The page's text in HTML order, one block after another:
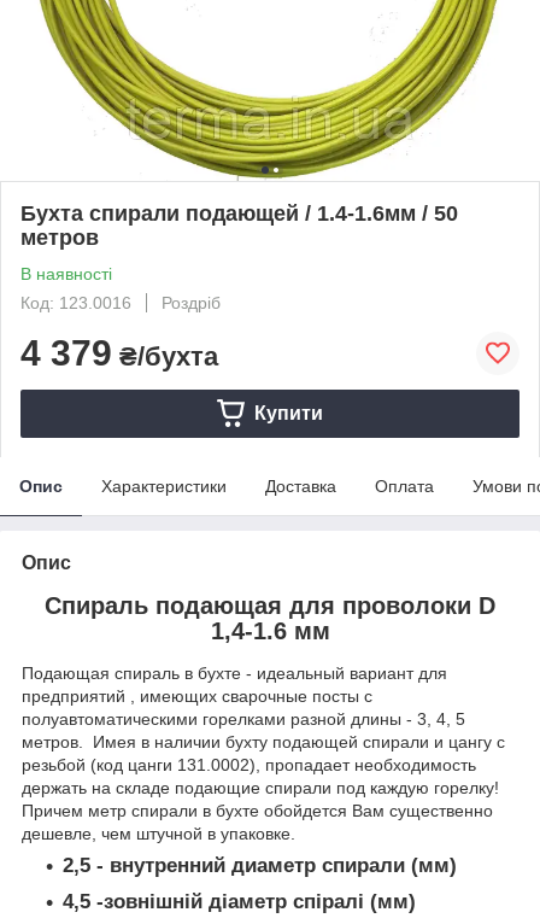
Бухта спирали подающей / 1.4-1.6мм / 50
метров
В наявності
Код: 123.0016
Роздріб
4 379 ₴/бухта
Купити
Опис Характеристики Доставка Оплата Умови
Опис
Спираль подающая для проволоки D
1,4-1.6 мм
Подающая спираль в бухте - идеальный вариант для
предприятий , имеющих сварочные посты с
полуавтоматическими горелками разной длины - 3, 4, 5
метров. Имея в наличии бухту подающей спирали и цангу с
резьбой (код цанги 131.0002), пропадает необходимость
держать на складе подающие спирали под каждую горелку!
Причем метр спирали в бухте обойдется Вам существенно
дешевле, чем штучной в упаковке.
2,5 - внутренний диаметр спирали (мм)
4,5 -зовнішній діаметр спіралі (мм)